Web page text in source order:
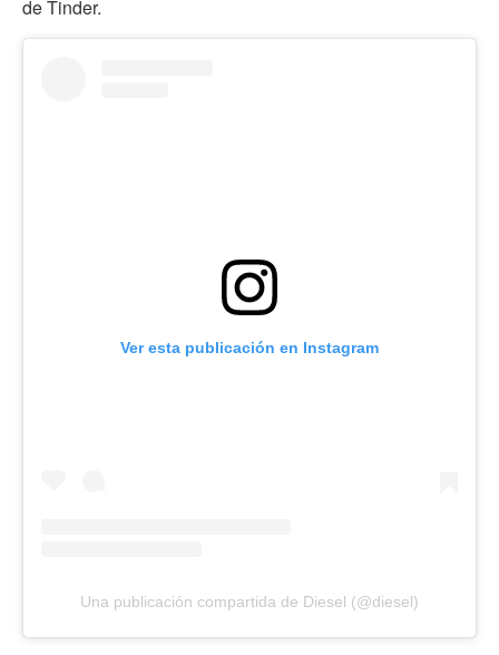
de Tinder.
Ver esta publicación en Instagram
Una publicación compartida de Diesel (@diesel)